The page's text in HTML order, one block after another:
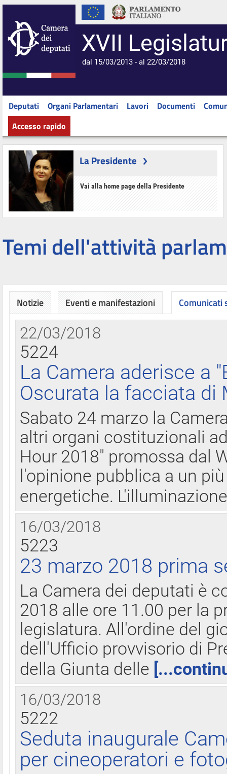
XVII
dal 15/03/2013 - al 22/03/2018
Deputati Organi Parlamentari Lavori Documenti
Accesso rapido
La Presidente
Vai alla home page della Presidente
Temi dell'attività
Notizie Eventi e manifestazioni Comunicati
22/03/2018
5224
La Camera aderisce a
Oscurata la facciata di
Sabato 24 marzo la
altri organi costituzionali
Hour 2018" promossa dal
l'opinione pubblica a un
energetiche.
16/03/2018
5223
23 marzo 2018 prima
La Camera dei deputati è
2018 alle ore 11.00 per la
legislatura. All'ordine del
dell'Ufficio provvisorio di
della Giunta delle
16/03/2018
5222
Seduta inaugurale
per cineoperatori e